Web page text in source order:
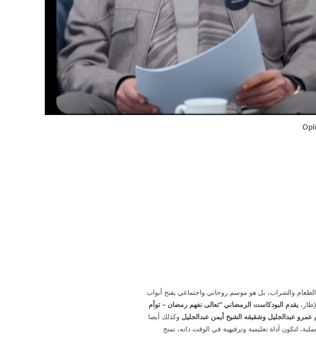
والشراب، بل هو موسم روحاني واجتماعي يفتح أبواب
يقدم البودكاست الرمضاني “تعالى نفهم رمضان – توأم
عبدالجليل وشقيقه الشيخ أيمن عبدالجليل وكذلك أيضا
لتكون أداة تعليمية وترفيهية في الوقت ذاته، تمنح